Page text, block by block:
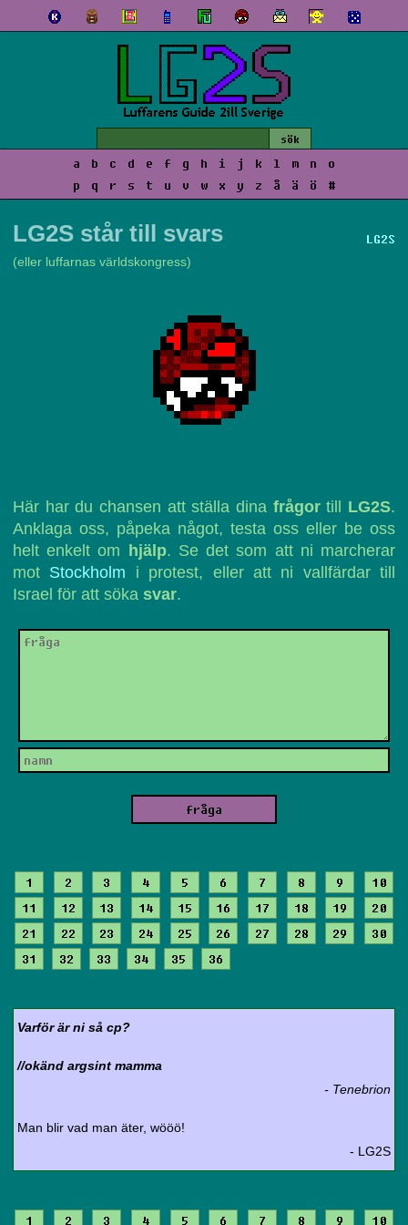
a b c d e f g h i j k l m n
o
p
q r s t u v w x y z å ä ö #
LG2S
LG2S står till svars
(eller luffarnas världskongress)
Här har du chansen att ställa dina frågortill LG2S.
Anklaga oss, påpeka något, testa oss eller be oss
helt enkelt om
hjälp. Se det som att ni marcherar
mot Stockholm i protest, eller att ni vallfärdar till
Israel för att söka svar.
1 2 3 4 5 6 7 8 9
10
11
12 13 14 15 16 17 18 19
20
21
22 23 24 25 26 27 28 29
30
31
32 33 34 35 36
Varför är ni så cp?
//okänd argsint mamma
- Tenebrion
Man blir vad man äter, wööö!
- LG2S
1 2 3 4 5 6 7 8 9 10